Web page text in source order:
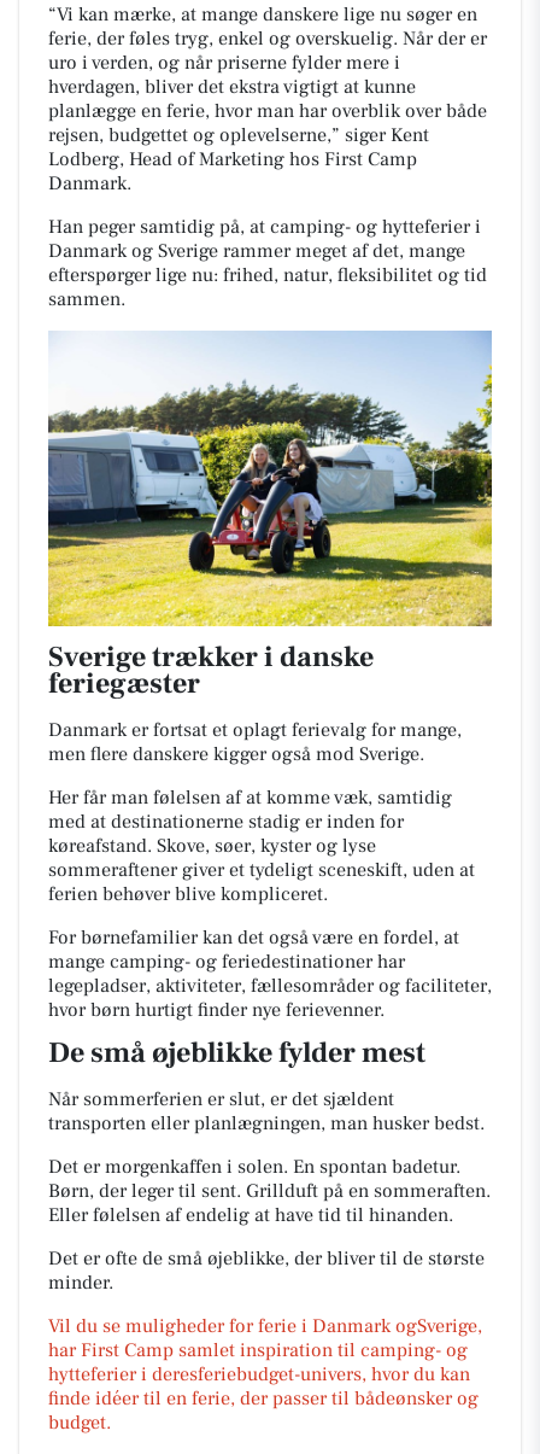
“Vi kan mærke, at mange danskere lige nu søger en
ferie, der føles tryg, enkel og overskuelig. Når der er
uro i verden, og når priserne fylder mere i
hverdagen, bliver det ekstra vigtigt at kunne
planlægge en ferie, hvor man har overblik over både
rejsen, budgettet og oplevelserne,” siger Kent
Lodberg, Head of Marketing hos First Camp
Danmark.
Han peger samtidig på, at camping- og hytteferier i
Danmark og Sverige rammer meget af det, mange
efterspørger lige nu: frihed, natur, fleksibilitet og tid
sammen.
Sverige trækker i danske
feriegæster
Danmark er fortsat et oplagt ferievalg for mange,
men flere danskere kigger også mod Sverige.
Her får man følelsen af at komme væk, samtidig
med at destinationerne stadig er inden for
køreafstand. Skove, søer, kyster og lyse
sommeraftener giver et tydeligt sceneskift, uden at
ferien behøver blive kompliceret.
For børnefamilier kan det også være en fordel, at
mange camping- og feriedestinationer har
legepladser, aktiviteter, fællesområder og faciliteter,
hvor børn hurtigt finder nye ferievenner.
De små øjeblikke fylder mest
Når sommerferien er slut, er det sjældent
transporten eller planlægningen, man husker bedst.
Det er morgenkaffen i solen. En spontan badetur.
Børn, der leger til sent. Grillduft på en sommeraften.
Eller følelsen af endelig at have tid til hinanden.
Det er ofte de små øjeblikke, der bliver til de største
minder.
Vil du se muligheder for ferie i Danmark ogSverige,
har First Camp samlet inspiration til camping- og
hytteferier i deresferiebudget-univers, hvor du kan
finde idéer til en ferie, der passer til bådeønsker og
budget.